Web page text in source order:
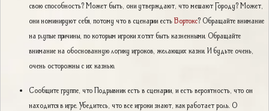
свою способность? Может быть, они утверждают, что мешают Городу? Может,
они номинируют себя, потому что в сценарии естьВортокс? Обращайте внимание
на глупые причины, по которым игроки хотят быть казненными. Обращайте
внимание на обоснованную логику игроков, желающих казни. И будьте очень,
очень осторожны с их казнью.
Сообщите группе, что Подрывник есть в сценарии, и есть вероятность, что он
находится в игре. Убедитесь, что все игроки знают, как работает роль. О